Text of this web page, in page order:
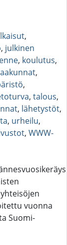
,
, julkinen
, koulutus,
,
,
, talous,
, lähetystöt,
, urheilu,
, WWW-
vuonna
Suomi-